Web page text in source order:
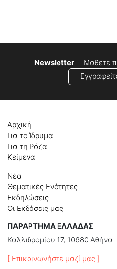
Newsletter
Μάθετε
Αρχική
Για το Ίδρυμα
Για τη Ρόζα
Κείμενα
Νέα
Θεματικές Ενότητες
Εκδηλώσεις
Οι Εκδόσεις μας
ΠΑΡΑΡΤΗΜΑ ΕΛΛΑΔΑΣ
Καλλιδρομίου 17, 10680 Αθήνα
[ Επικοινωνήστε μαζί μας ]